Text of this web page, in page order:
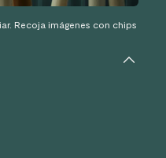
Recoja imágenes con chips